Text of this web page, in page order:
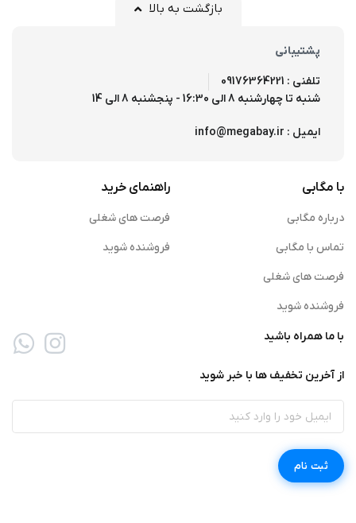
بازگشت به بالا
پشتیبانی
تلفنی : 09176364221
شنبه تا چهارشنبه 8 الی 16:30 - پنجشنبه 8 الی 14
ایمیل : info@megabay.ir
با مگابی
درباره مگابی
تماس با مگابی
فرصت های شغلی
فروشنده شوید
راهنمای خرید
فرصت های شغلی
فروشنده شوید
با ما همراه باشید
از آخرین تخفیف ها با خبر شوید